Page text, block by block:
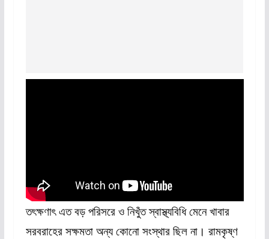
তৎক্ষণাৎ এত বড় পরিসরে ও নিখুঁত স্বাস্থ্যবিধি মেনে খাবার
সরবরাহের সক্ষমতা অন্য কোনো সংস্থার ছিল না। রামকৃষ্ণ